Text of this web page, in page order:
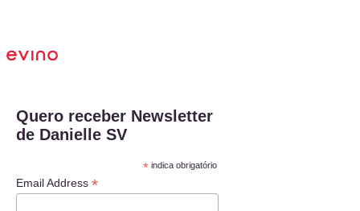
Quero receber Newsletter
de Danielle SV
*indica obrigatório
Email Address *